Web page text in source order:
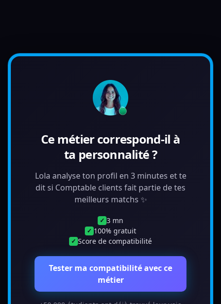
Ce métier correspond-il à
ta personnalité ?
Lola analyse ton profil en 3 minutes et te
dit si Comptable clients fait partie de tes
meilleurs matchs ✨
✓ 3 mn
✓ 100% gratuit
✓ Score de compatibilité
Tester ma compatibilité avec ce
métier